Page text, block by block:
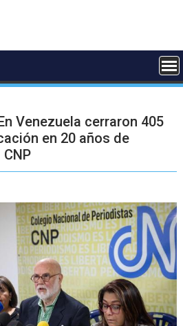
Venezuela cerraron 405
en 20 años de